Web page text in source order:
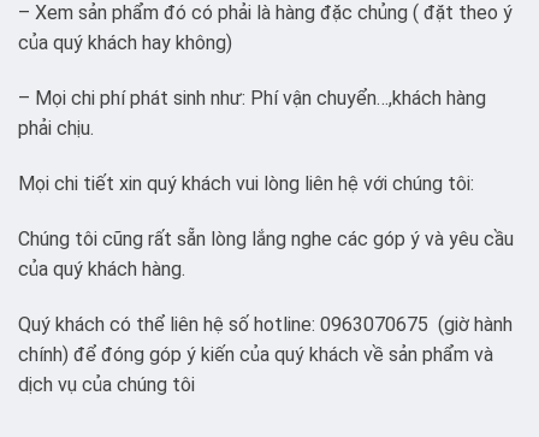
– Xem sản phẩm đó có phải là hàng đặc chủng ( đặt theo ý
của quý khách hay không)
– Mọi chi phí phát sinh như: Phí vận chuyển…,khách hàng
phải chịu.
Mọi chi tiết xin quý khách vui lòng liên hệ với chúng tôi:
Chúng tôi cũng rất sẵn lòng lắng nghe các góp ý và yêu cầu
của quý khách hàng.
Quý khách có thể liên hệ số hotline: 0963070675 (giờ hành
chính) để đóng góp ý kiến của quý khách về sản phẩm và
dịch vụ của chúng tôi